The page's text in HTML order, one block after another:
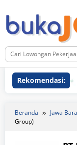
ke
konten
Rekomendasi:
PT
Beranda Jawa
Group)